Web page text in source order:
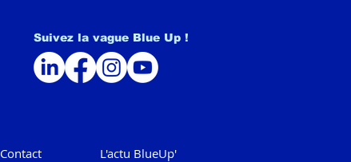
Suivez la vague Blue Up !
Contact L'actu BlueUp'